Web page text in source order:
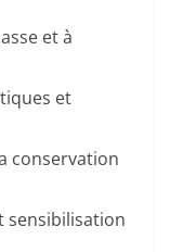
et à
et
conservation
sensibilisation